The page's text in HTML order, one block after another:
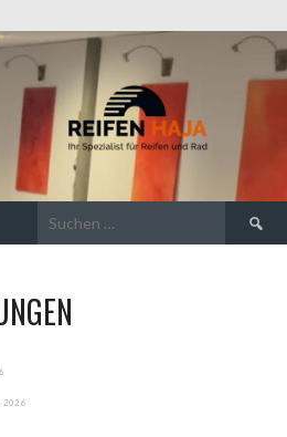
Suchen
nach:
2026